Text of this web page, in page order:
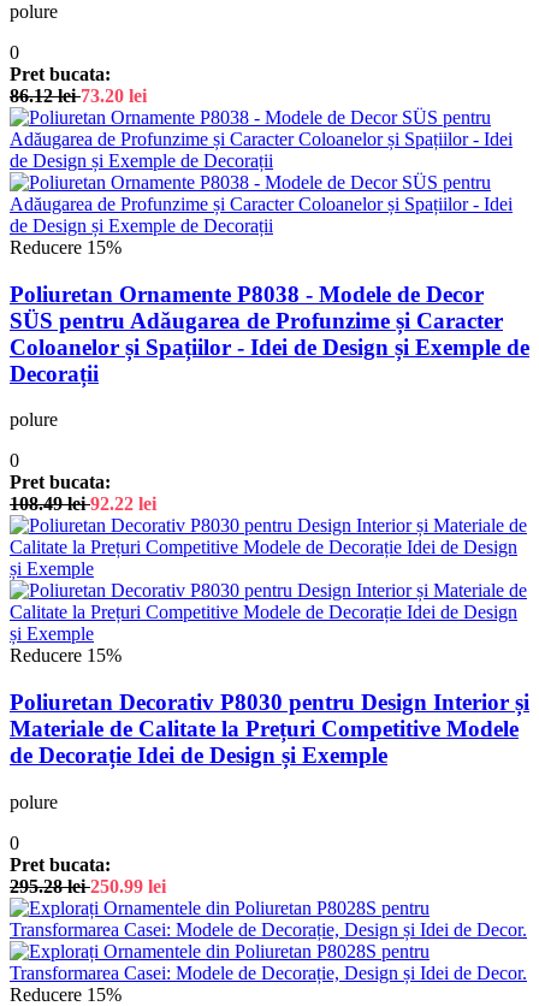
polure
0
Pret bucata:
86.12lei 73.20 lei
Reducere 15%
Poliuretan Ornamente P8038 - Modele de Decor
SÜS pentru Adăugarea de Profunzime și Caracter
Coloanelor și Spațiilor - Idei de Design și Exemple de
Decorații
polure
0
Pret bucata:
108.49lei 92.22 lei
Reducere 15%
Poliuretan Decorativ P8030 pentru Design Interior și
Materiale de Calitate la Prețuri Competitive Modele
de Decorație Idei de Design și Exemple
polure
0
Pret bucata:
295.28lei 250.99 lei
Reducere 15%